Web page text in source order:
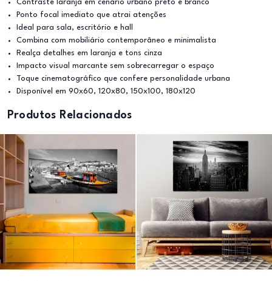
Contraste laranja em cenário urbano preto e branco
Ponto focal imediato que atrai atenções
Ideal para sala, escritório e hall
Combina com mobiliário contemporâneo e minimalista
Realça detalhes em laranja e tons cinza
Impacto visual marcante sem sobrecarregar o espaço
Toque cinematográfico que confere personalidade urbana
Disponível em 90x60, 120x80, 150x100, 180x120
Produtos Relacionados